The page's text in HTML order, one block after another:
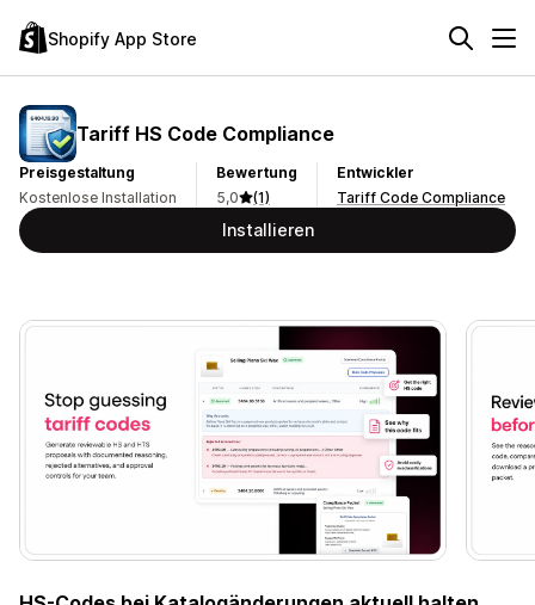
Shopify App Store
Tariff HS Code Compliance
Preisgestaltung
Kostenlose Installation
Bewertung
5,0
(1)
Entwickler
Tariff Code Compliance
Installieren